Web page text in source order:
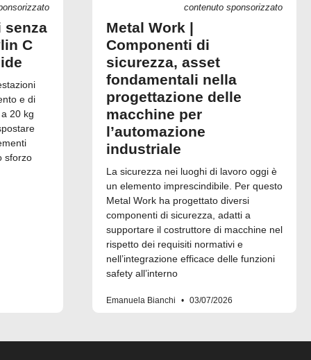
senza
C
e di
20 kg
sforzo
contenuto sponsorizzato
Metal Work |
Componenti di
sicurezza, asset
fondamentali nella
progettazione delle
macchine per
l’automazione
industriale
La sicurezza nei luoghi di lavoro oggi è
un elemento imprescindibile. Per questo
Metal Work ha progettato diversi
componenti di sicurezza, adatti a
supportare il costruttore di macchine nel
rispetto dei requisiti normativi e
nell’integrazione efficace delle funzioni
safety all’interno
Emanuela Bianchi 03/07/2026